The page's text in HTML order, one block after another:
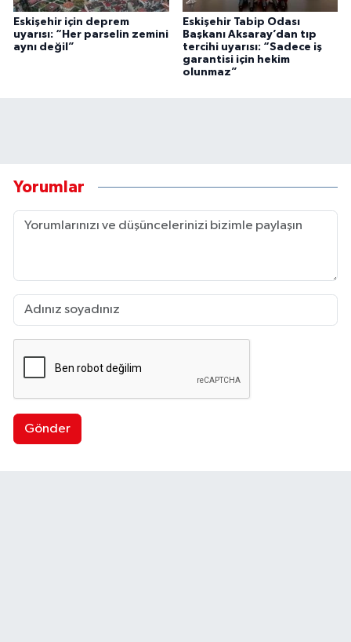
Eskişehir için deprem
uyarısı: “Her parselin zemini
aynı değil”
Eskişehir Tabip Odası
Başkanı Aksaray’dan tıp
tercihi uyarısı: “Sadece iş
garantisi için hekim
olunmaz”
Yorumlar
Gönder